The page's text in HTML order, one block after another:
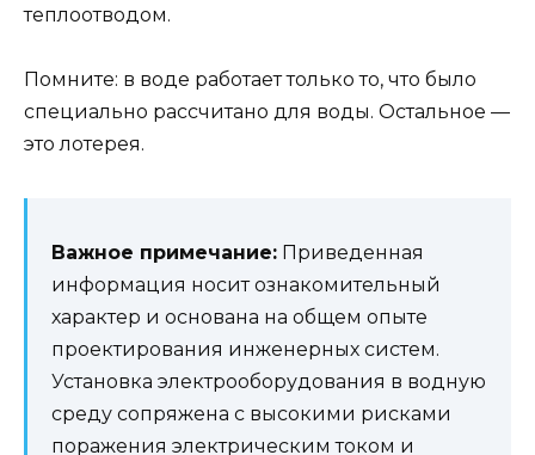
теплоотводом.
Помните: в воде работает только то, что было
специально рассчитано для воды. Остальное —
это лотерея.
Важное примечание: Приведенная
информация носит ознакомительный
характер и основана на общем опыте
проектирования инженерных систем.
Установка электрооборудования в водную
среду сопряжена с высокими рисками
поражения электрическим током и